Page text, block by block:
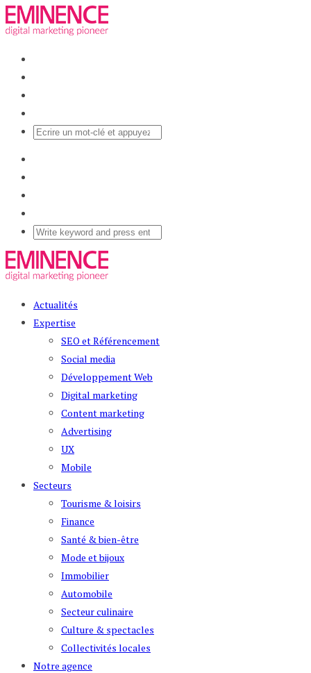
Actualités
Expertise
SEO et Référencement
Social media
Développement Web
Digital marketing
Content marketing
Advertising
UX
Mobile
Secteurs
Tourisme & loisirs
Finance
Santé & bien-être
Mode et bijoux
Immobilier
Automobile
Secteur culinaire
Culture & spectacles
Collectivités locales
Notre agence